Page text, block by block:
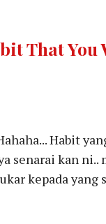
That You
Habit
senarai kan ni..
kepada yang